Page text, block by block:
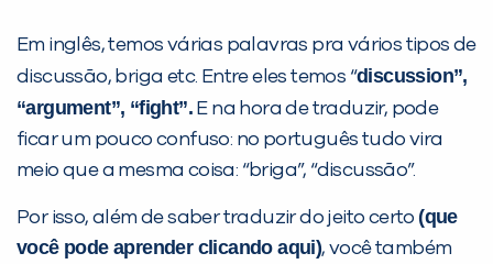
Em inglês, temos várias palavras pra vários tipos de
discussão, briga etc. Entre eles temos “discussion”,
“argument”, “fight”. E na hora de traduzir, pode
ficar um pouco confuso: no português tudo vira
meio que a mesma coisa: “briga”, “discussão”.
Por isso, além de saber traduzir do jeito certo (que
você pode aprender clicando aqui), você também